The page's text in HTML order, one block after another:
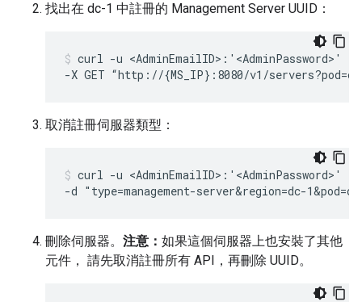
找出在 dc-1 中註冊的 Management Server UUID：
curl -u <AdminEmailID>:'<AdminPassword>' \
-X GET “http://{MS_IP}:8080/v1/
取消註冊伺服器類型：
curl -u <AdminEmailID>:'<AdminPassword>'
-d "type=management-server&region=dc-
刪除伺服器。 注意： 如果這個伺服器上也安裝了其他
元件， 請先取消註冊所有 API，再刪除 UUID。